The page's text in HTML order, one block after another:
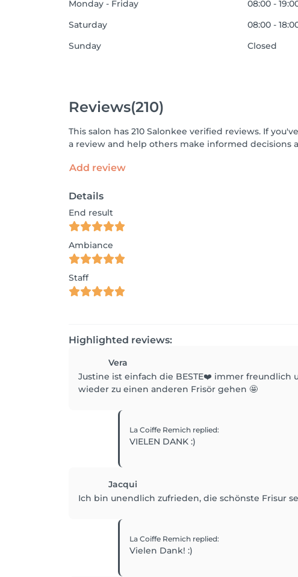
Monday - Friday
08:00 -
Saturday
08:00 -
Sunday
Closed
Reviews(210)
This salon has 210 Salonkee verified reviews. If
a review and help others make informed decisions
Add review
Details
End result
Ambiance
Staff
Highlighted reviews:
Vera
Justine ist einfach die BESTE❤️ immer
wieder zu einen anderen Frisör gehen 🤩
La Coiffe Remich replied:
VIELEN DANK :)
Jacqui
Ich bin unendlich zufrieden, die schönste Frisur
La Coiffe Remich replied:
Vielen Dank! :)